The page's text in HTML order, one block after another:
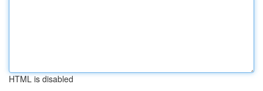
HTML is disabled